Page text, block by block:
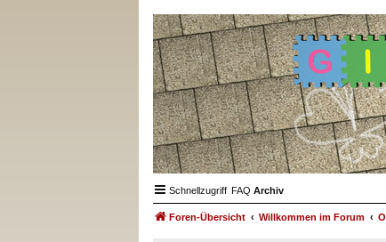
Schnellzugriff FAQ Archiv
Foren-Übersicht Willkommen im Forum